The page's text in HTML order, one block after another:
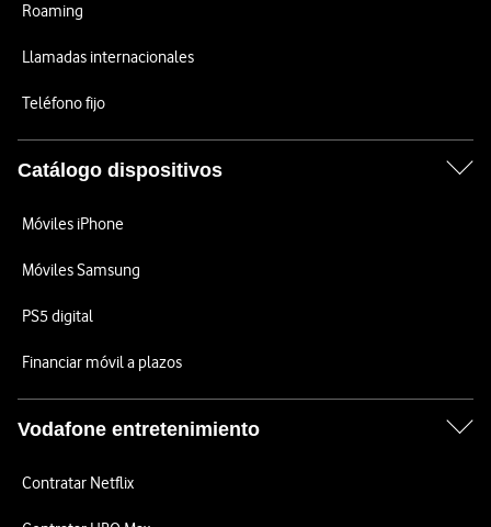
Roaming
Llamadas internacionales
Teléfono fijo
Catálogo dispositivos
Móviles iPhone
Móviles Samsung
PS5 digital
Financiar móvil a plazos
Vodafone entretenimiento
Contratar Netflix